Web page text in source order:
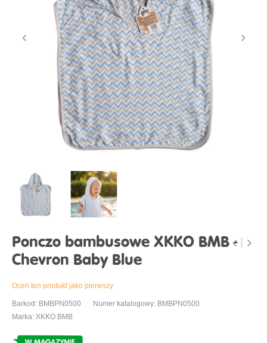
Ponczo bambusowe XKKO BMB -
Chevron Baby Blue
Oceń ten produkt jako pierwszy
Barkod: BMBPN0500
Numer katalogowy: BMBPN0500
Marka: XKKO BMB